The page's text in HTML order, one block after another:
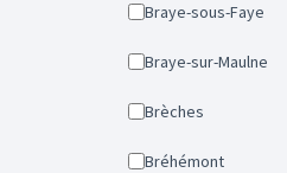
Braye-sous-Faye
Braye-sur-Maulne
Brèches
Bréhémont